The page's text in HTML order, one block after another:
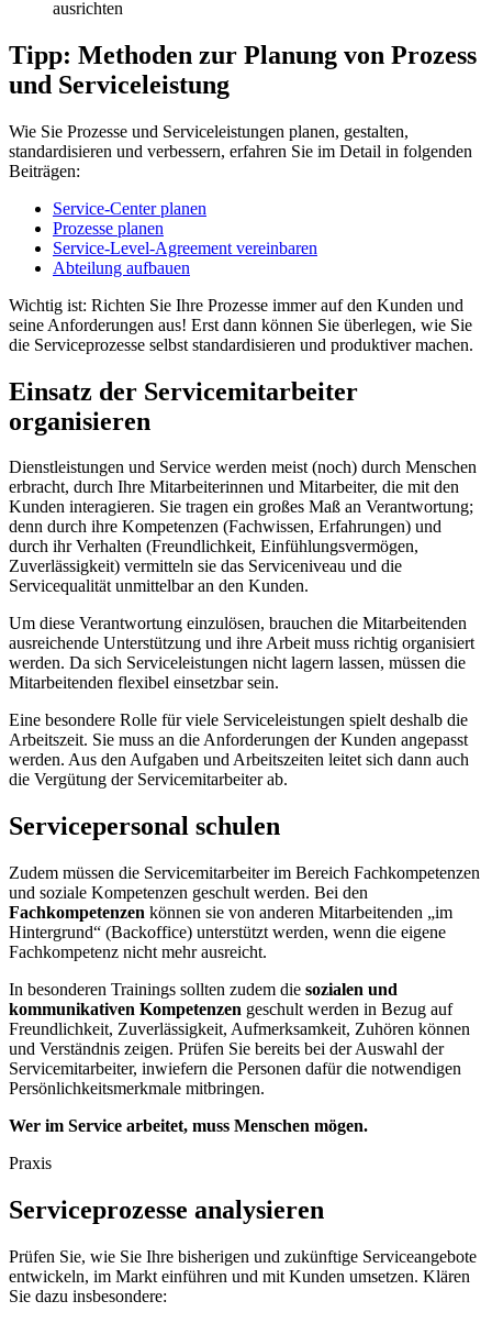
ausrichten
Tipp: Methoden zur Planung von Prozess
und Serviceleistung
Wie Sie Prozesse und Serviceleistungen planen, gestalten,
standardisieren und verbessern, erfahren Sie im Detail in folgenden
Beiträgen:
Service-Center planen
Prozesse planen
Service-Level-Agreement vereinbaren
Abteilung aufbauen
Wichtig ist: Richten Sie Ihre Prozesse immer auf den Kunden und
seine Anforderungen aus! Erst dann können Sie überlegen, wie Sie
die Serviceprozesse selbst standardisieren und produktiver machen.
Einsatz der Servicemitarbeiter
organisieren
Dienstleistungen und Service werden meist (noch) durch Menschen
erbracht, durch Ihre Mitarbeiterinnen und Mitarbeiter, die mit den
Kunden interagieren. Sie tragen ein großes Maß an Verantwortung;
denn durch ihre Kompetenzen (Fachwissen, Erfahrungen) und
durch ihr Verhalten (Freundlichkeit, Einfühlungsvermögen,
Zuverlässigkeit) vermitteln sie das Serviceniveau und die
Servicequalität unmittelbar an den Kunden.
Um diese Verantwortung einzulösen, brauchen die Mitarbeitenden
ausreichende Unterstützung und ihre Arbeit muss richtig organisiert
werden. Da sich Serviceleistungen nicht lagern lassen, müssen die
Mitarbeitenden flexibel einsetzbar sein.
Eine besondere Rolle für viele Serviceleistungen spielt deshalb die
Arbeitszeit. Sie muss an die Anforderungen der Kunden angepasst
werden. Aus den Aufgaben und Arbeitszeiten leitet sich dann auch
die Vergütung der Servicemitarbeiter ab.
Servicepersonal schulen
Zudem müssen die Servicemitarbeiter im Bereich Fachkompetenzen
und soziale Kompetenzen geschult werden. Bei den
Fachkompetenzen können sie von anderen Mitarbeitenden „im
Hintergrund“ (Backoffice) unterstützt werden, wenn die eigene
Fachkompetenz nicht mehr ausreicht.
In besonderen Trainings sollten zudem die sozialen und
kommunikativen Kompetenzen geschult werden in Bezug auf
Freundlichkeit, Zuverlässigkeit, Aufmerksamkeit, Zuhören können
und Verständnis zeigen. Prüfen Sie bereits bei der Auswahl der
Servicemitarbeiter, inwiefern die Personen dafür die notwendigen
Persönlichkeitsmerkmale mitbringen.
Wer im Service arbeitet, muss Menschen mögen.
Praxis
Serviceprozesse analysieren
Prüfen Sie, wie Sie Ihre bisherigen und zukünftige Serviceangebote
entwickeln, im Markt einführen und mit Kunden umsetzen. Klären
Sie dazu insbesondere: